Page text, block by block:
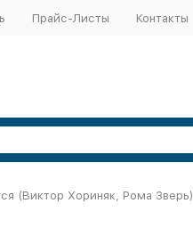
Прайс-Листы Контакты
(Виктор Хориняк, Рома Зверь)